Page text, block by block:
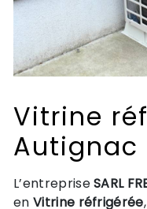
Vitrine
Autignac
L’entrepriseSARL
en Vitrine réfrigérée